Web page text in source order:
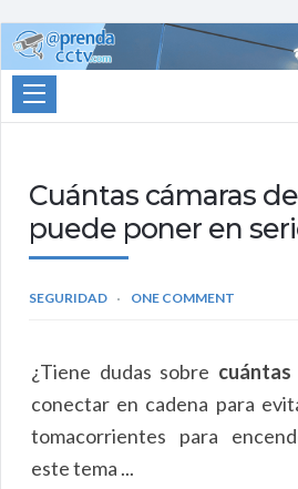
Aprenda
CCTV
Cuántas cámaras
puede poner en
SEGURIDAD ONE COMMENT
¿Tiene dudas sobre
conectar en cadena para
tomacorrientes para
este tema ...